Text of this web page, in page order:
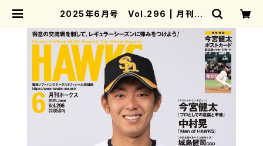
2025年6月号 Vol.296 | 月刊ホ